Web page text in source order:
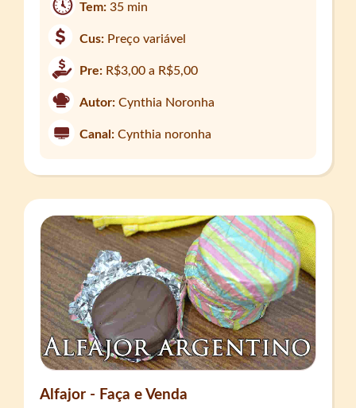
Tem:35 min
Cus: Preço variável
Pre: R$3,00 a R$5,00
Autor: Cynthia Noronha
Canal: Cynthia noronha
Alfajor - Faça e Venda